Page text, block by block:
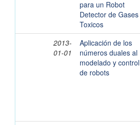
para un Robot
Detector de Gases
Toxicos
2013-
01-01
Aplicación de los
números duales al
modelado y control
de robots